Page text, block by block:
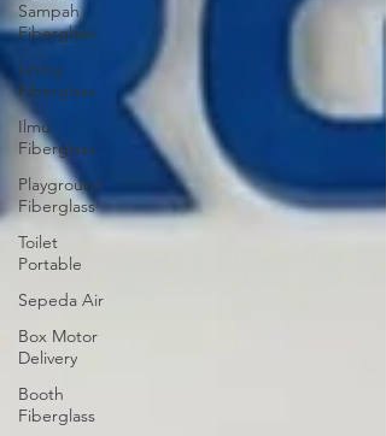
Sampah
Fiberglass
Lining
Fiberglass
Ilmu
Fiberglass
Playground
Fiberglass
Toilet
Portable
Sepeda Air
Box Motor
Delivery
Booth
Fiberglass